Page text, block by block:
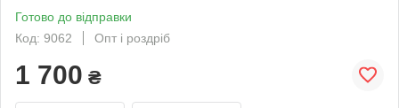
Готово до відправки
Код: 9062
Опт і роздріб
1 700 ₴